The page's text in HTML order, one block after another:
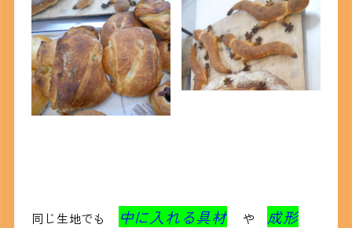
同じ生地でも 中に入れる具材 や 成形